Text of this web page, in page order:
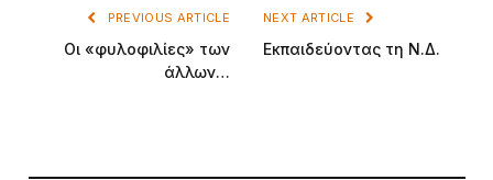
PREVIOUS ARTICLE
Οι «φυλοφιλίες» των
άλλων…
NEXT ARTICLE
Εκπαιδεύοντας τη Ν.Δ.